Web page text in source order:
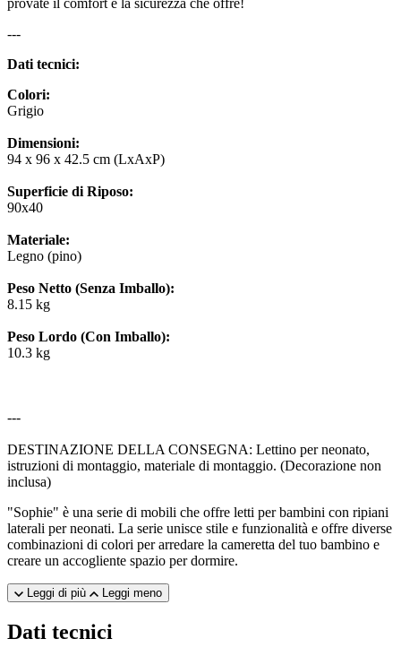
---
Dati tecnici:
Colori:
Grigio
Dimensioni:
94 x 96 x 42.5 cm (LxAxP)
Superficie di Riposo:
90x40
Materiale:
Legno (pino)
Peso Netto (Senza Imballo):
8.15 kg
Peso Lordo (Con Imballo):
10.3 kg
---
DESTINAZIONE DELLA CONSEGNA: Lettino per neonato,
istruzioni di montaggio, materiale di montaggio. (Decorazione non
inclusa)
"Sophie" è una serie di mobili che offre letti per bambini con ripiani
laterali per neonati. La serie unisce stile e funzionalità e offre diverse
combinazioni di colori per arredare la cameretta del tuo bambino e
creare un accogliente spazio per dormire.
Leggi di più Leggi meno
Dati tecnici